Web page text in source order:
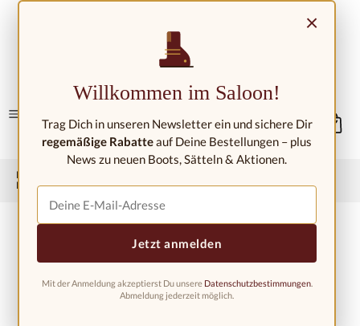
Domů
Myler Bit Baucher
Filtr
×
Willkommen im Saloon!
Trag Dich in unseren Newsletter ein und sichere Dir
regemäßige Rabatteauf Deine Bestellungen – plus
News zu neuen Boots, Sätteln & Aktionen.
Jetzt anmelden
Mit der Anmeldung akzeptierst Du unsere Datenschutzbestimmungen.
Abmeldung jederzeit möglich.